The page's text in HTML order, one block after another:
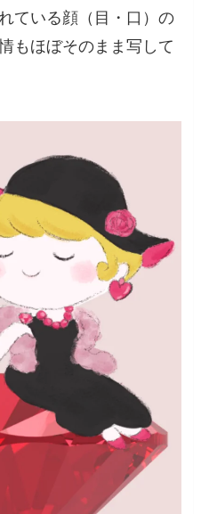
ている顔（目・口）の
もほぼそのまま写して